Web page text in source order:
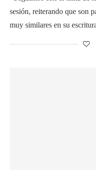
sesión, reiterando que son
muy similares en su